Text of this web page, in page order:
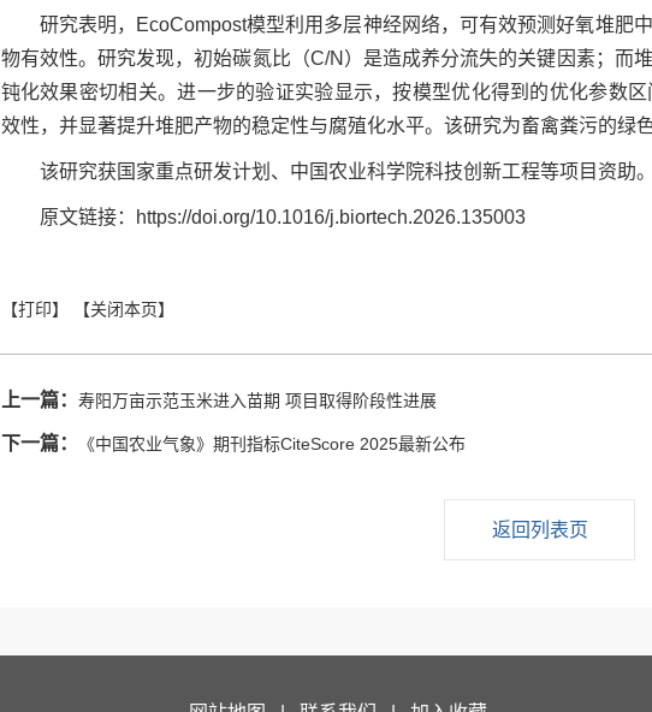
研究表明，EcoCompost模型利用多层神经网络，可有效预测好氧堆肥
物有效性。研究发现，初始碳氮比（C/N）是造成养分流失的关键因素；而
钝化效果密切相关。进一步的验证实验显示，按模型优化得到的优化参数
效性，并显著提升堆肥产物的稳定性与腐殖化水平。该研究为畜禽粪污的绿
该研究获国家重点研发计划、中国农业科学院科技创新工程等项目资助。
原文链接：https://doi.org/10.1016/j.biortech.2026.135003
上一篇： 寿阳万亩示范玉米进入苗期 项目取得阶段性进展
下一篇： 《中国农业气象》期刊指标CiteScore 2025最新公布
返回列表页